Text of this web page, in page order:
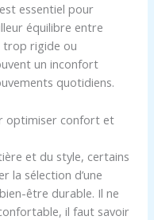
essentiel pour
équilibre entre
trop rigide ou
un inconfort
quotidiens.
optimiser confort et
et du style, certains
la sélection d’une
être durable. Il ne
il faut savoir